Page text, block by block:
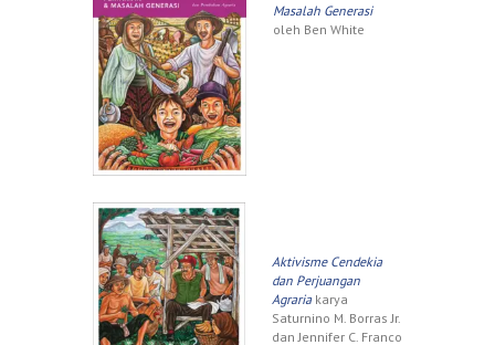
Masalah Generasi
oleh Ben White
Aktivisme Cendekia
dan Perjuangan
Agrariakarya
Saturnino M. Borras Jr.
dan Jennifer C. Franco